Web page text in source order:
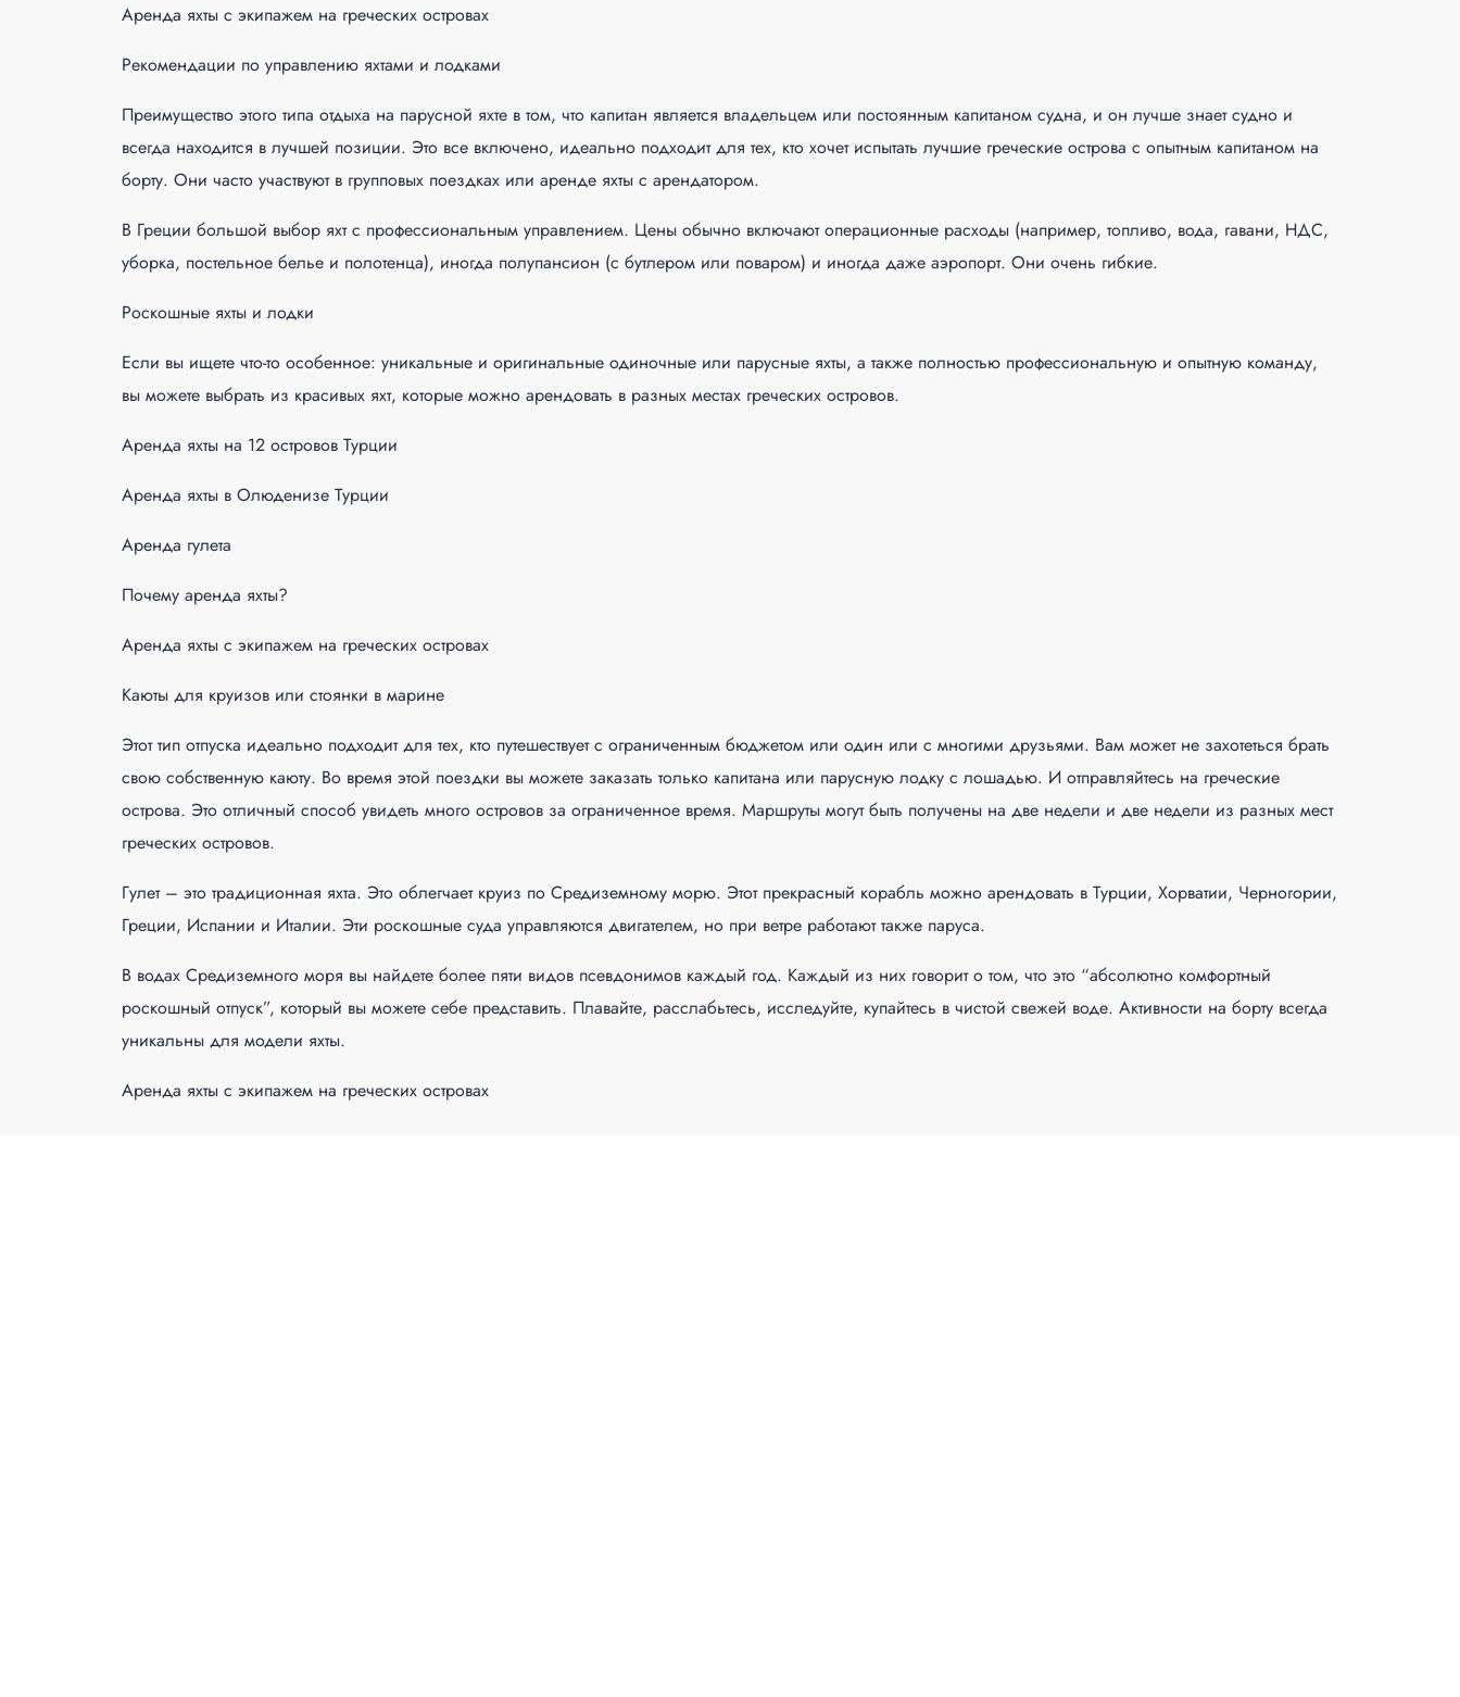
Аренда яхты с экипажем на греческих островах
Рекомендации по управлению яхтами и лодками
Преимущество этого типа отдыха на парусной яхте в том, что капитан является владельцем или постоянным капитаном судна, и он лучше знает судно и
всегда находится в лучшей позиции. Это все включено, идеально подходит для тех, кто хочет испытать лучшие греческие острова с опытным капитаном на
борту. Они часто участвуют в групповых поездках или аренде яхты с арендатором.
В Греции большой выбор яхт с профессиональным управлением. Цены обычно включают операционные расходы (например, топливо, вода, гавани, НДС,
уборка, постельное белье и полотенца), иногда полупансион (с бутлером или поваром) и иногда даже аэропорт. Они очень гибкие.
Роскошные яхты и лодки
Если вы ищете что-то особенное: уникальные и оригинальные одиночные или парусные яхты, а также полностью профессиональную и опытную команду,
вы можете выбрать из красивых яхт, которые можно арендовать в разных местах греческих островов.
Аренда яхты на 12 островов Турции
Аренда яхты в Олюденизе Турции
Аренда гулета
Почему аренда яхты?
Аренда яхты с экипажем на греческих островах
Каюты для круизов или стоянки в марине
Этот тип отпуска идеально подходит для тех, кто путешествует с ограниченным бюджетом или один или с многими друзьями. Вам может не захотеться брать
свою собственную каюту. Во время этой поездки вы можете заказать только капитана или парусную лодку с лошадью. И отправляйтесь на греческие
острова. Это отличный способ увидеть много островов за ограниченное время. Маршруты могут быть получены на две недели и две недели из разных мест
греческих островов.
Гулет – это традиционная яхта. Это облегчает круиз по Средиземному морю. Этот прекрасный корабль можно арендовать в Турции, Хорватии, Черногории,
Греции, Испании и Италии. Эти роскошные суда управляются двигателем, но при ветре работают также паруса.
В водах Средиземного моря вы найдете более пяти видов псевдонимов каждый год. Каждый из них говорит о том, что это “абсолютно комфортный
роскошный отпуск”, который вы можете себе представить. Плавайте, расслабьтесь, исследуйте, купайтесь в чистой свежей воде. Активности на борту всегда
уникальны для модели яхты.
Аренда яхты с экипажем на греческих островах